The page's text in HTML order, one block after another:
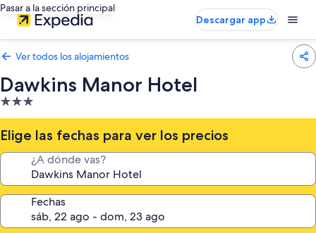
Pasar a la sección principal
Descargar app
Ver todos los alojamientos
Dawkins Manor Hotel
Alojamiento
de
3.0 estrellas
Elige las fechas para ver los precios
¿A dónde vas?
Fechas